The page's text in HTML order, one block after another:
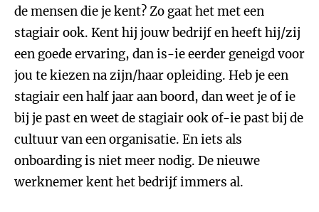
de mensen die je kent? Zo gaat het met een
stagiair ook. Kent hij jouw bedrijf en heeft hij/zij
een goede ervaring, dan is-ie eerder geneigd voor
jou te kiezen na zijn/haar opleiding. Heb je een
stagiair een half jaar aan boord, dan weet je of ie
bij je past en weet de stagiair ook of-ie past bij de
cultuur van een organisatie. En iets als
onboarding is niet meer nodig. De nieuwe
werknemer kent het bedrijf immers al.